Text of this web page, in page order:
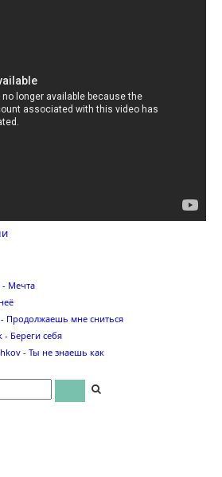
- Мечта
Продолжаешь мне сниться
Береги себя
- Ты не знаешь как